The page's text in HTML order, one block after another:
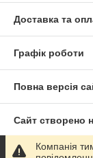
Доставка та
Графік роботи
Повна версія
Сайт створено
Політика
Компанія